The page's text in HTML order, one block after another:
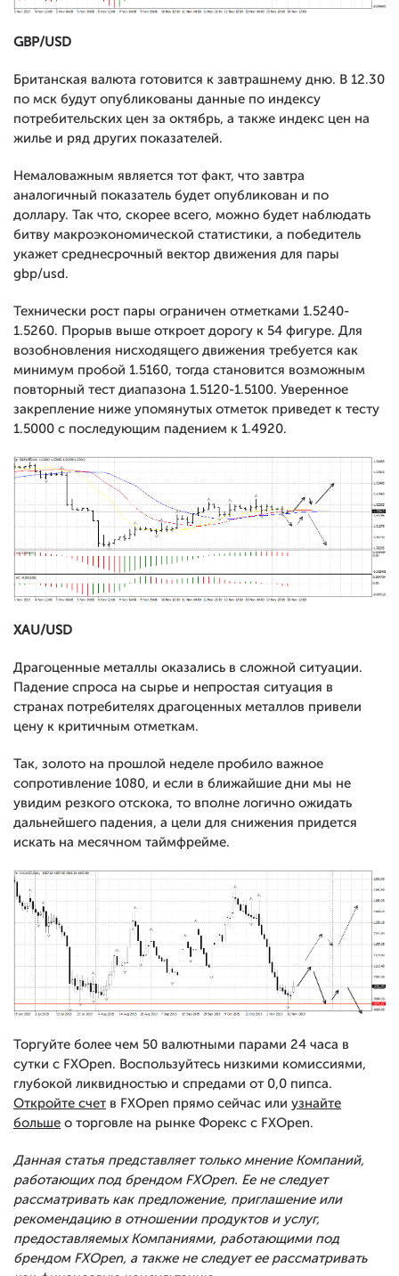
GBP/USD
Британская валюта готовится к завтрашнему дню. В 12.30
по мск будут опубликованы данные по индексу
потребительских цен за октябрь, а также индекс цен на
жилье и ряд других показателей.
Немаловажным является тот факт, что завтра
аналогичный показатель будет опубликован и по
доллару. Так что, скорее всего, можно будет наблюдать
битву макроэкономической статистики, а победитель
укажет среднесрочный вектор движения для пары
gbp/usd.
Технически рост пары ограничен отметками 1.5240-
1.5260. Прорыв выше откроет дорогу к 54 фигуре. Для
возобновления нисходящего движения требуется как
минимум пробой 1.5160, тогда становится возможным
повторный тест диапазона 1.5120-1.5100. Уверенное
закрепление ниже упомянутых отметок приведет к тесту
1.5000 с последующим падением к 1.4920.
XAU/USD
Драгоценные металлы оказались в сложной ситуации.
Падение спроса на сырье и непростая ситуация в
странах потребителях драгоценных металлов привели
цену к критичным отметкам.
Так, золото на прошлой неделе пробило важное
сопротивление 1080, и если в ближайшие дни мы не
увидим резкого отскока, то вполне логично ожидать
дальнейшего падения, а цели для снижения придется
искать на месячном таймфрейме.
Торгуйте более чем 50 валютными парами 24 часа в
сутки с FXOpen. Воспользуйтесь низкими комиссиями,
глубокой ликвидностью и спредами от 0,0 пипса.
Откройте счет в FXOpen прямо сейчас или узнайте
больше о торговле на рынке Форекс с FXOpen.
Данная статья представляет только мнение Компаний,
работающих под брендом FXOpen. Ее не следует
рассматривать как предложение, приглашение или
рекомендацию в отношении продуктов и услуг,
предоставляемых Компаниями, работающими под
брендом FXOpen, а также не следует ее рассматривать